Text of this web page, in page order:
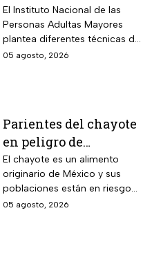
silenciosos que sufre
tu cerebro de forma
natural al envejecer
El Instituto Nacional de las
Personas Adultas Mayores
plantea diferentes técnicas de
estimulación mental para
05 agosto, 2026
Parientes del chayote
en peligro de
extinción, advierte
Instituto de Ecología
El chayote es un alimento
originario de México y sus
poblaciones están en riesgo
de desaparecer a corto plazo
05 agosto, 2026